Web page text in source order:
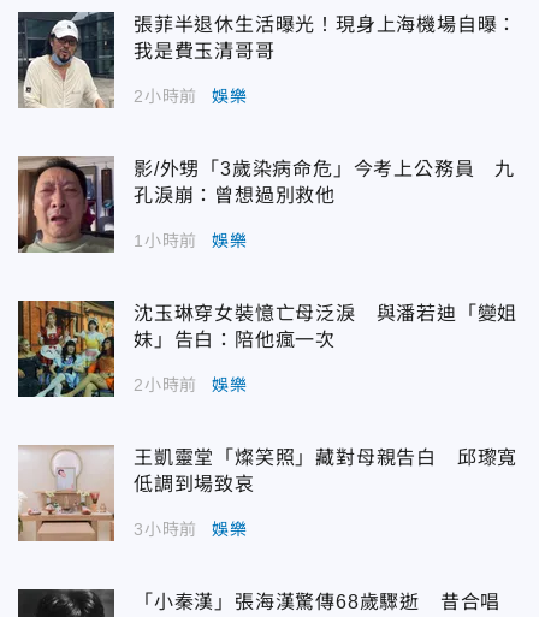
張菲半退休生活曝光！現身上海機場自曝：
我是費玉清哥哥
2小時前 娛樂
影/外甥「3歲染病命危」今考上公務員 九
孔淚崩：曾想過別救他
1小時前 娛樂
沈玉琳穿女裝憶亡母泛淚 與潘若迪「變姐
妹」告白：陪他瘋一次
2小時前 娛樂
王凱靈堂「燦笑照」藏對母親告白 邱瓈寬
低調到場致哀
3小時前 娛樂
「小秦漢」張海漢驚傳68歲驟逝 昔合唱